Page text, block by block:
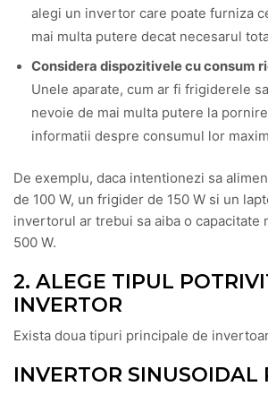
alegi un invertor care poate furniza
mai multa putere decat necesarul
Considera dispozitivele cu consum
Unele aparate, cum ar fi frigiderele
nevoie de mai multa putere la
informatii despre consumul lor
De exemplu, daca intentionezi sa
de 100 W, un frigider de 150 W si un
invertorul ar trebui sa aiba o capacitate
500 W.
2. ALEGE TIPUL
INVERTOR
Exista doua tipuri principale de
INVERTOR SINUSOIDAL